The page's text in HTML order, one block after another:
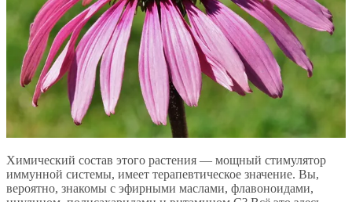
Химический состав этого растения — мощный стимулятор
иммунной системы, имеет терапевтическое значение. Вы,
вероятно, знакомы с эфирными маслами, флавоноидами,